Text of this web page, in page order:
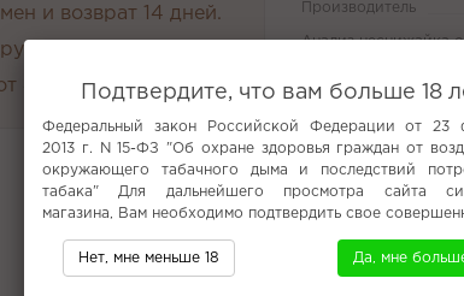
и возврат 14 дней.
4000 руб.
Производитель
Анализ неснижайка
Популярное
Смеси табака для
Overdose 100г
ЭС 20
Подтвердите, что вам больше 18
Федеральный закон Российской Федерации от 23
2013 г. N 15-ФЗ "Об охране здоровья граждан от
окружающего табачного дыма и последствий
табака" Для дальнейшего просмотра сайта
магазина, Вам необходимо подтвердить свое
Нет, мне меньше 18 Да, мне